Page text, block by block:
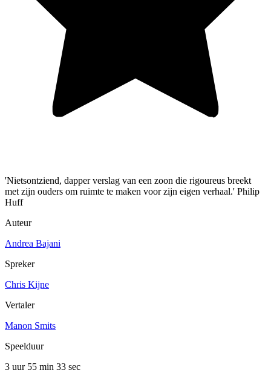
'Nietsontziend, dapper verslag van een zoon die rigoureus breekt
met zijn ouders om ruimte te maken voor zijn eigen verhaal.' Philip
Huff
Auteur
Andrea Bajani
Spreker
Chris Kijne
Vertaler
Manon Smits
Speelduur
3 uur 55 min 33 sec